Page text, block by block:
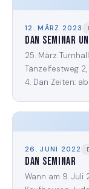
12. MÄRZ 2023
Dan Seminar
25. März
Tänzelfestweg
4. Dan Zeiten:
26. JUNI 2022
DAN Seminar
Wann am 9. Juli